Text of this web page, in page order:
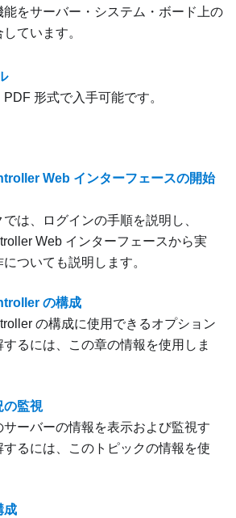
をサーバー・システム・ボード上の
ています。
形式で入手可能です。
Web インターフェースの開始
は、ログインの手順を説明し、
Web インターフェースから実
ついても説明します。
の構成
の構成に使用できるオプション
るには、この章の情報を使用しま
の監視
サーバーの情報を表示および監視す
するには、このトピックの情報を使
成